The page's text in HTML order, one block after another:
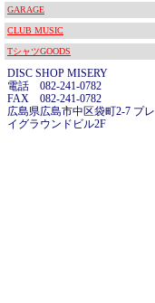
GARAGE
CLUB MUSIC
TシャツGOODS
DISC SHOP MISERY
電話 082-241-0782
FAX 082-241-0782
広島県広島市中区袋町2-7 プレ
イグラウンドビル2F